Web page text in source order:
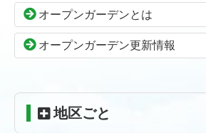
先
へ
る
る
オープンガーデンとは
オープンガーデン更新情報
地区ごと